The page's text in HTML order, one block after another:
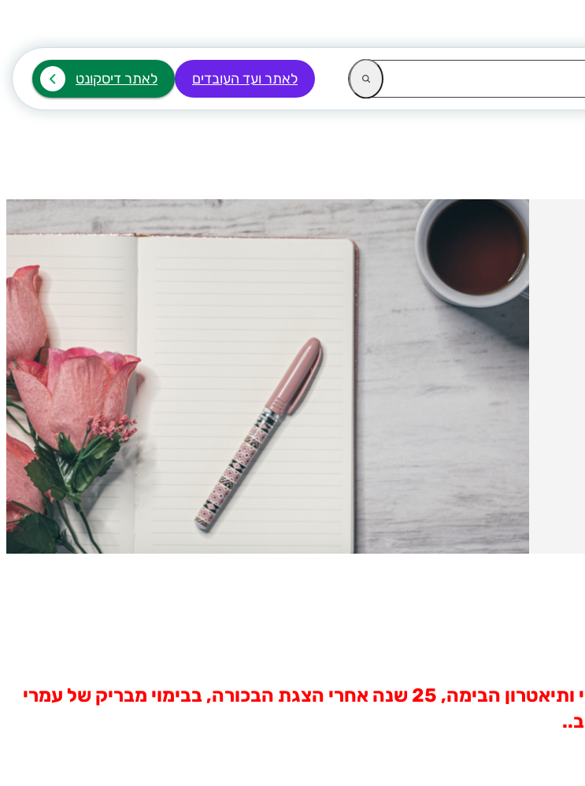
לאתר ועד העובדים לאתר דיסקונט
"הילד חולם" - עולה שוב לבמות בשיתוף התיאטרון הקאמרי ותיאטרון הבימה, 25 שנה אחרי הצגת הבכורה, בבימוי מבריק של עמרי